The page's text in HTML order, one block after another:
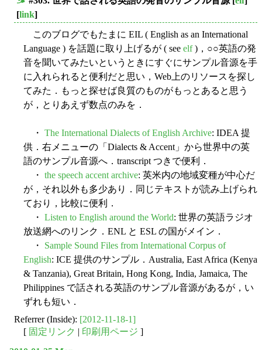
[link]
このブログでもたまに EIL ( English as an International
Language ) を話題に取り上げるが ( see elf)，○○英語の発
音を聞いてみたいというときにすぐにサンプル音源を手
に入れられると便利だと思い，Web上のリソースを探し
てみた．もっと探せば良質のものがもっとあると思う
が，とりあえず数点のみを．
・ The International Dialects of English Archive: IDEA 提
供．右メニューの「Dialects & Accent」から世界中の英
語のサンプル音源へ．transcript つきで便利．
・ the speech accent archive: 英米内の地域変種が中心だ
が，それ以外も多少あり．同じテキストが読み上げられ
ており，比較に便利．
・ Listen to English around the World: 世界の英語ラジオ
放送網へのリンク．ENL と ESL の国がメイン．
・ Sample Sound Files from International Corpus of
English: ICE 提供のサンプル．Australia, East Africa (Kenya
& Tanzania), Great Britain, Hong Kong, India, Jamaica, The
Philippines で話される英語のサンプル音源があるが，い
ずれも短い．
Referrer (Inside): [2012-11-18-1]
[ 固定リンク | 印刷用ページ ]